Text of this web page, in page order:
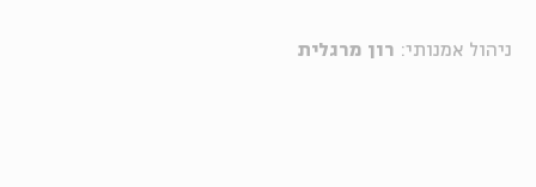
ניהול אמנותי: רון מרגלית